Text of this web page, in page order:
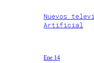
Nuevos
Artificial
Ene 14